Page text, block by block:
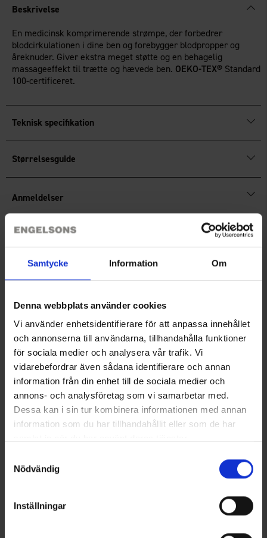
Samtycke Information Om
Denna webbplats använder cookies
Vi använder enhetsidentifierare för att anpassa innehållet
och annonserna till användarna, tillhandahålla funktioner
för sociala medier och analysera vår trafik. Vi
vidarebefordrar även sådana identifierare och annan
information från din enhet till de sociala medier och
annons- och analysföretag som vi samarbetar med.
Dessa kan i sin tur kombinera informationen med annan
information som du har tillhandahållit eller som de har
Nödvändig
Inställningar
Beskrivelse
En medicinsk komprimerende strømpe, der forbedrer
blodcirkulationen i dine ben og forebygger blodpropper og
åreknuder. Giver ekstra meget støtte og en behagelig
massageeffekt til trætte og hævede ben. OEKO-TEX® Standard
100-certificeret.
Teknisk specifikation
Størrelsesguide
Anmeldelser
Du har måske også brug for
Dame Boxershorts 2-pak
Fra45 kr.
Herreboksere Bambus 3-pak
Fra115 kr.